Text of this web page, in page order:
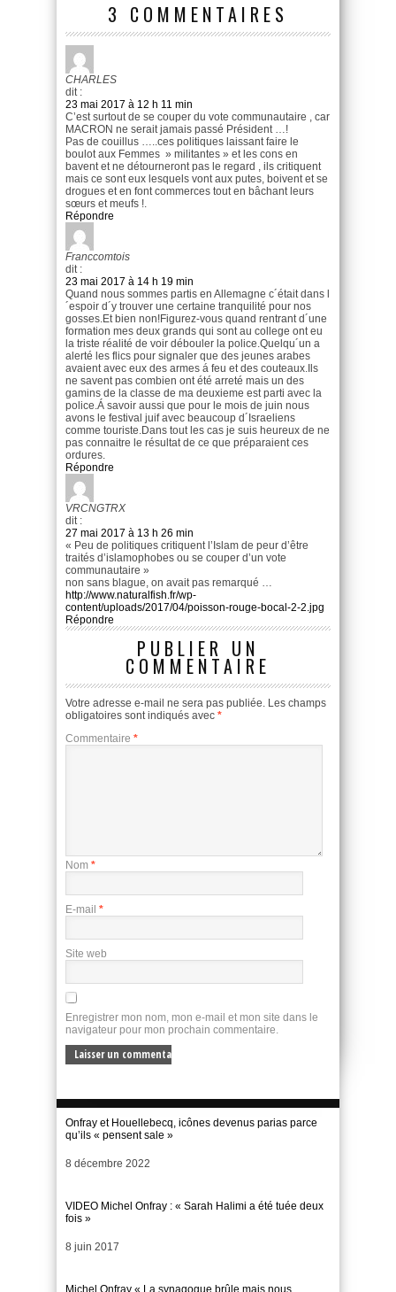
3 COMMENTAIRES
CHARLES
dit :
23 mai 2017 à 12 h 11 min
C’est surtout de se couper du vote communautaire , car
MACRON ne serait jamais passé Président …!
Pas de couillus …..ces politiques laissant faire le
boulot aux Femmes » militantes » et les cons en
bavent et ne détourneront pas le regard , ils critiquent
mais ce sont eux lesquels vont aux putes, boivent et se
drogues et en font commerces tout en bâchant leurs
sœurs et meufs !.
Répondre
Franccomtois
dit :
23 mai 2017 à 14 h 19 min
Quand nous sommes partis en Allemagne c´était dans l
´espoir d´y trouver une certaine tranquilité pour nos
gosses.Et bien non!Figurez-vous quand rentrant d´une
formation mes deux grands qui sont au college ont eu
la triste réalité de voir débouler la police.Quelqu´un a
alerté les flics pour signaler que des jeunes arabes
avaient avec eux des armes á feu et des couteaux.Ils
ne savent pas combien ont été arreté mais un des
gamins de la classe de ma deuxieme est parti avec la
police.Á savoir aussi que pour le mois de juin nous
avons le festival juif avec beaucoup d´Israeliens
comme touriste.Dans tout les cas je suis heureux de ne
pas connaitre le résultat de ce que préparaient ces
ordures.
Répondre
VRCNGTRX
dit :
27 mai 2017 à 13 h 26 min
« Peu de politiques critiquent l’Islam de peur d’être
traités d’islamophobes ou se couper d’un vote
communautaire »
non sans blague, on avait pas remarqué …
http://www.naturalfish.fr/wp-
content/uploads/2017/04/poisson-rouge-bocal-2-2.jpg
Répondre
PUBLIER UN
COMMENTAIRE
Votre adresse e-mail ne sera pas publiée. Les champs
obligatoires sont indiqués avec *
Commentaire *
Nom *
E-mail *
Site web
Enregistrer mon nom, mon e-mail et mon site dans le
navigateur pour mon prochain commentaire.
Onfray et Houellebecq, icônes devenus parias parce
qu’ils « pensent sale »
Date
8 décembre 2022
VIDEO Michel Onfray : « Sarah Halimi a été tuée deux
fois »
Date
8 juin 2017